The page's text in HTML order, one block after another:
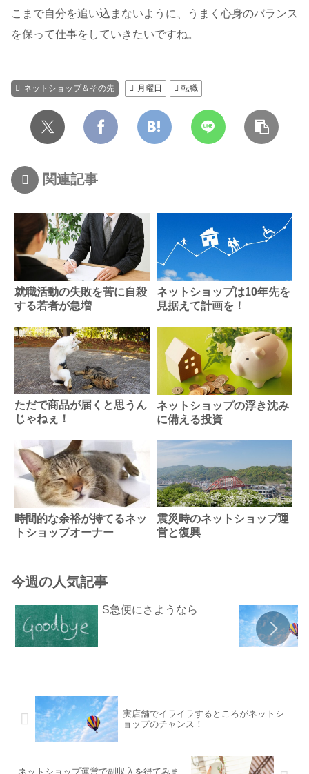
こまで自分を追い込まないように、うまく心身のバランス
を保って仕事をしていきたいですね。
ネットショップ＆その先 月曜日 転職
関連記事
就職活動の失敗を苦に自殺
する若者が急増
ネットショップは10年先を
見据えて計画を！
ただで商品が届くと思うん
じゃねぇ！
ネットショップの浮き沈み
に備える投資
時間的な余裕が持てるネッ
トショップオーナー
震災時のネットショップ運
営と復興
今週の人気記事
S急便にさようなら
実店舗でイライラするところがネットシ
ョップのチャンス！
ネットショップ運営で副収入を得てみま